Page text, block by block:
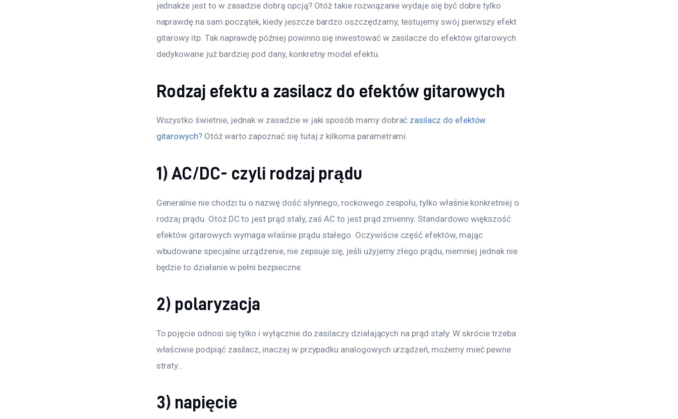
jednakże jest to w zasadzie dobrą opcją? Otóż takie rozwiązanie wydaje się być dobre tylko
naprawdę na sam początek, kiedy jeszcze bardzo oszczędzamy, testujemy swój pierwszy efekt
gitarowy itp. Tak naprawdę później powinno się inwestować w zasilacze do efektów gitarowych
dedykowane już bardziej pod dany, konkretny model efektu.
Rodzaj efektu a zasilacz do efektów gitarowych
Wszystko świetnie, jednak w zasadzie w jaki sposób mamy dobrać zasilacz do efektów
gitarowych? Otóż warto zapoznać się tutaj z kilkoma parametrami.
1) AC/DC- czyli rodzaj prądu
Generalnie nie chodzi tu o nazwę dość słynnego, rockowego zespołu, tylko właśnie konkretniej o
rodzaj prądu. Otóż DC to jest prąd stały, zaś AC to jest prąd zmienny. Standardowo większość
efektów gitarowych wymaga właśnie prądu stałego. Oczywiście część efektów, mając
wbudowane specjalne urządzenie, nie zepsuje się, jeśli użyjemy złego prądu, niemniej jednak nie
będzie to działanie w pełni bezpieczne.
2) polaryzacja
To pojęcie odnosi się tylko i wyłącznie do zasilaczy działających na prąd stały. W skrócie trzeba
właściwie podpiąć zasilacz, inaczej w przypadku analogowych urządzeń, możemy mieć pewne
straty…
3) napięcie